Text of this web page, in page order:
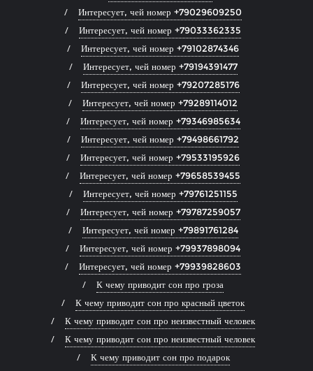
Интересует, чей номер +79029609250
Интересует, чей номер +79033362335
Интересует, чей номер +79102874346
Интересует, чей номер +79194391477
Интересует, чей номер +79207285176
Интересует, чей номер +79289114012
Интересует, чей номер +79346985634
Интересует, чей номер +79498661792
Интересует, чей номер +79533195926
Интересует, чей номер +79658539455
Интересует, чей номер +79761251155
Интересует, чей номер +79787259057
Интересует, чей номер +79891761284
Интересует, чей номер +79937898094
Интересует, чей номер +79939828603
К чему приводит сон про гроза
К чему приводит сон про красный цветок
К чему приводит сон про неизвестный человек
К чему приводит сон про неизвестный человек
К чему приводит сон про подарок